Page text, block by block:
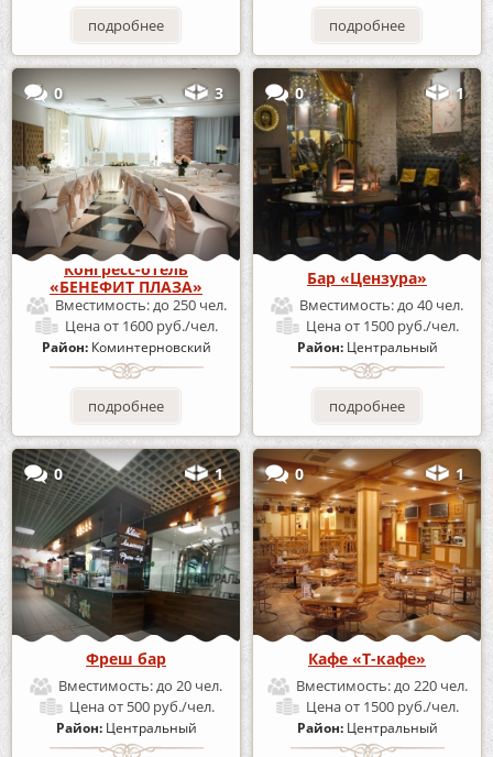
подробнее подробнее
0 3
Конгресс-отель
«БЕНЕФИТ ПЛАЗА»
Вместимость:до 250 чел.
Ценаот 1600 руб./чел.
Район: Коминтерновский
подробнее
0 1
Бар «Цензура»
Вместимость:до 40 чел.
Ценаот 1500 руб./чел.
Район: Центральный
подробнее
0 1
Фреш бар
Вместимость:до 20 чел.
Ценаот 500 руб./чел.
Район: Центральный
0 1
Кафе «Т-кафе»
Вместимость:до 220 чел.
Ценаот 1500 руб./чел.
Район: Центральный